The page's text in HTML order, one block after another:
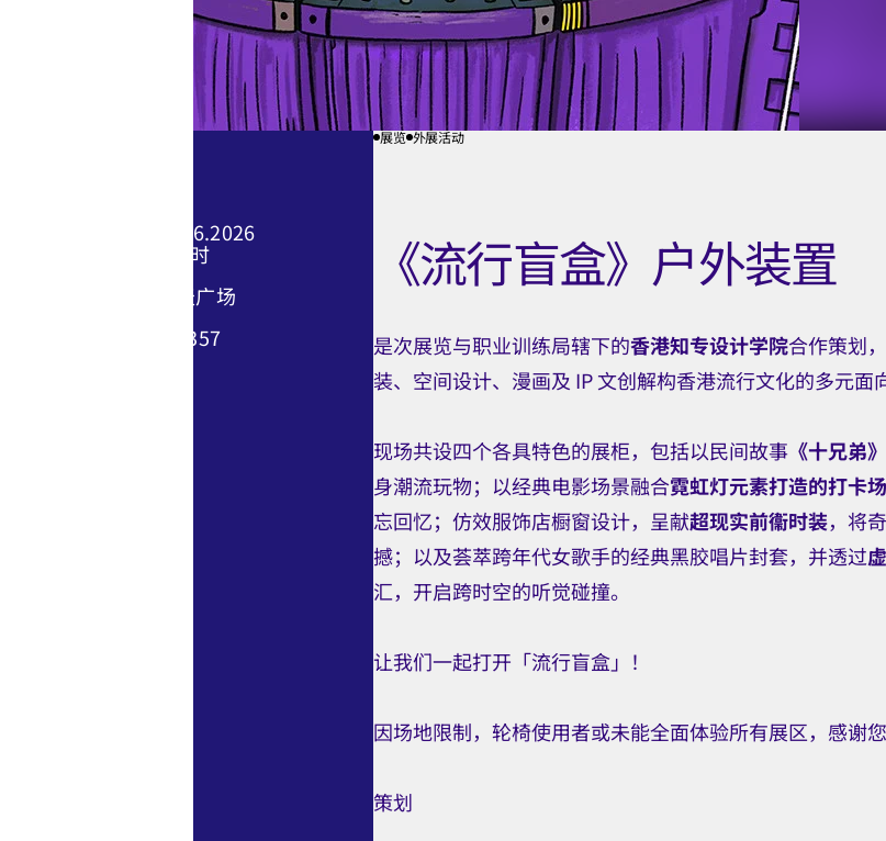
25.04.2026 - 30.06.2026
中午12时至晚上8时
香港文化中心露天广场
节目查询: 3755 3357
展览 外展活动
《流行盲盒》户外装置
是次展览与职业训练局辖下的香港知专设计学院合作策划
装、空间设计、漫画及 IP 文创解构香港流行文化的多元面
现场共设四个各具特色的展柜，包括以民间故事 《十兄弟》
身潮流玩物；以经典电影场景融合霓虹灯元素打造的打卡
忘回忆；仿效服饰店橱窗设计，呈献超现实前衞时装，将
撼；以及荟萃跨年代女歌手的经典黑胶唱片封套，并透过
汇，开启跨时空的听觉碰撞。
让我们一起打开「流行盲盒」！
因场地限制，轮椅使用者或未能全面体验所有展区，感谢您
策划